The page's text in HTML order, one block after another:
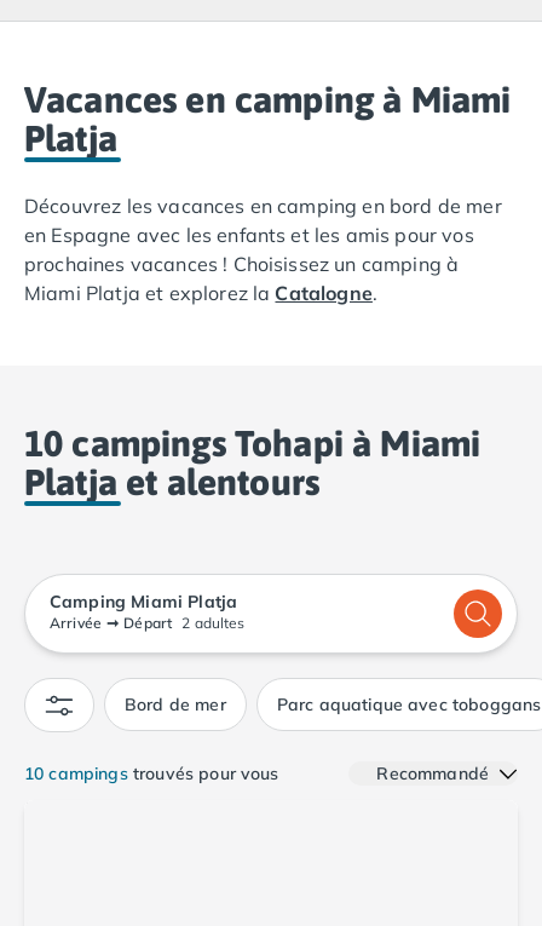
Camping Les Landes
Camping Biscarrosse
Camping Capbreton
Camping Messanges
Camping Moliets et Maa
Camping Sanguinet
Camping Seignosse
Camping Bidart
Camping Hendaye
Camping Saint Jean de Luz
Camping Cabourg
Camping Caen
Camping Honfleur
Camping Ouistreham
Camping Manche
Camping Bretagne
Vacances en camping à Miami
Platja
Découvrez les vacances en camping en bord de mer
en Espagne avec les enfants et les amis pour vos
prochaines vacances ! Choisissez un camping à
Miami Platja et explorez la Catalogne.
10 campings Tohapi à Miami
Platja et alentours
Camping Miami Platja
Arrivée ➞ Départ 2 adultes
Bord de mer Parc aquatique avec toboggans
10 campingstrouvés pour vous Recommandé